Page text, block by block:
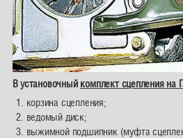
В установочный комплект сцепления на
корзина сцепления;
ведомый диск;
выжимной подшипник (муфта